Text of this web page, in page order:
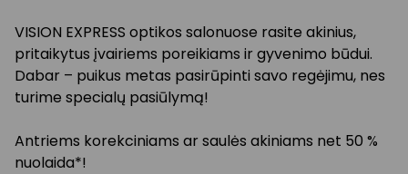
VISION EXPRESS optikos salonuose rasite akinius,
pritaikytus įvairiems poreikiams ir gyvenimo būdui.
Dabar – puikus metas pasirūpinti savo regėjimu, nes
turime specialų pasiūlymą!
Antriems korekciniams ar saulės akiniams net 50 %
nuolaida*!